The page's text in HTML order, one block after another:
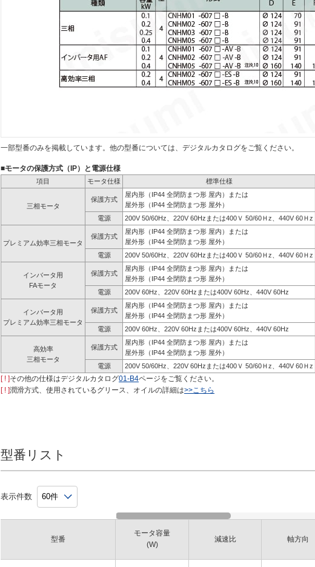
一部型番のみを掲載しています。他の型番については、デジタルカタログをご覧ください。
■モータの保護方式（IP）と電源仕様
項目 モータ仕様 標準仕様
三相モータ
保護方式
屋内形（IP44 全閉防まつ形 屋内）または
屋外形（IP44 全閉防まつ形 屋外）
電源
200V 50/60Hz、220V 60Hzまたは400Ｖ 50/60Ｈz、440V 60Ｈz
プレミアム効率三相モータ
保護方式
屋内形（IP44 全閉防まつ形 屋内）または
屋外形（IP44 全閉防まつ形 屋外）
電源
200V 50/60Hz、220V 60Hzまたは400Ｖ 50/60Ｈz、440V 60Ｈz
インバータ用
FAモータ
保護方式
屋内形（IP44 全閉防まつ形 屋内）または
屋外形（IP44 全閉防まつ形 屋外）
電源
200V 60Hz、220V 60Hzまたは400V 60Hz、440V 60Hz
インバータ用
プレミアム効率三相モータ
保護方式
屋内形（IP44 全閉防まつ形 屋内）または
屋外形（IP44 全閉防まつ形 屋外）
電源
200V 60Hz、220V 60Hzまたは400V 60Hz、440V 60Hz
高効率
三相モータ
保護方式
屋内形（IP44 全閉防まつ形 屋内）または
屋外形（IP44 全閉防まつ形 屋外）
電源
200V 50/60Hz、220V 60Hzまたは400Ｖ 50/60Ｈz、440V 60Ｈz
[ ! ]その他の仕様はデジタルカタログ01-B4ページをご覧ください。
[ ! ]潤滑方式、使用されているグリース、オイルの詳細は>>こちら
型番リスト
表示件数
型番
モータ容量
(W)
減速比 軸方向